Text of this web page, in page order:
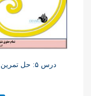
درس ۵: حل تمرین دنباله ها با فرمول نویسی در اکسل